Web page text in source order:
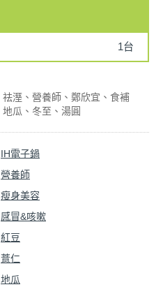
1台
祛溼 營養師 鄭欣宜
食補
地瓜 冬至 湯圓
IH電子鍋
營養師
瘦身美容
感冒&咳嗽
紅豆
薏仁
地瓜